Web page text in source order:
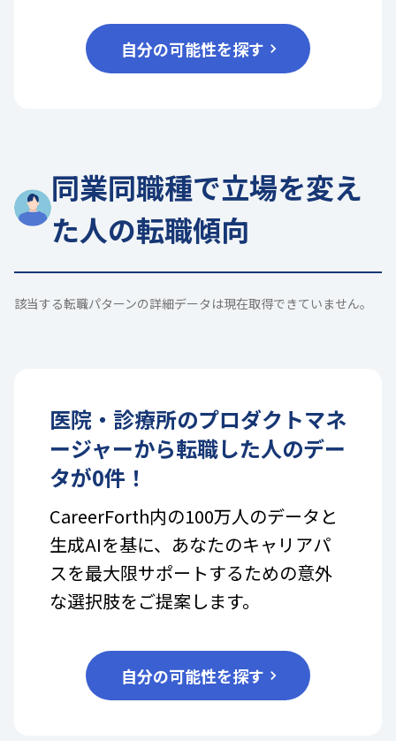
自分の可能性を探す
同業同職種で立場を変え
た人の転職傾向
該当する転職パターンの詳細データは現在取得できていません。
医院・診療所のプロダクトマネ
ージャーから転職した人のデー
タが0件！
CareerForth内の100万人のデータと
生成AIを基に、あなたのキャリアパ
スを最大限サポートするための意外
な選択肢をご提案します。
自分の可能性を探す